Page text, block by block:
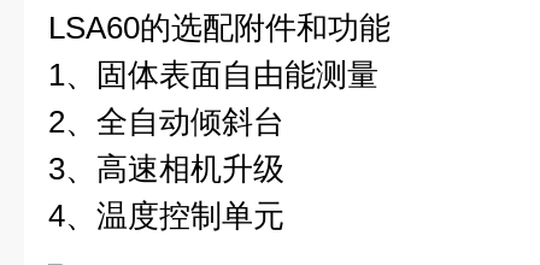
LSA60的选配附件和功能
1、固体表面自由能测量
2、全自动倾斜台
3、高速相机升级
4、温度控制单元